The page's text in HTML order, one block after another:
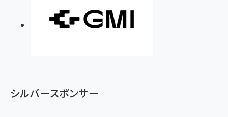
シルバースポンサー